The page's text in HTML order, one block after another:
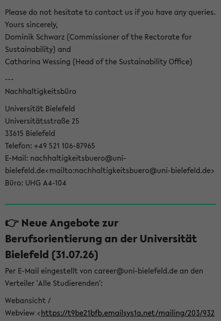
Please do not hesitate to contact us if you have any queries.
Yours sincerely,
Dominik Schwarz (Commissioner of the Rectorate for
Sustainability) and
Catharina Wessing (Head of the Sustainability Office)
---
Nachhaltigkeitsbüro
Universität Bielefeld
Universitätsstraße 25
33615 Bielefeld
Telefon: +49 521 106-87965
E-Mail: nachhaltigkeitsbuero@uni-
bielefeld.de<mailto:nachhaltigkeitsbuero@uni-bielefeld.de>
Büro: UHG A4-104
👉 Neue Angebote zur
Berufsorientierung an der Universität
Bielefeld (31.07.26)
Per E-Mail eingestellt von career@uni-bielefeld.de an den
Verteiler 'Alle Studierenden':
Webansicht /
Webview <https://t9be21bfb.emailsys1a.net/mailing/203/932